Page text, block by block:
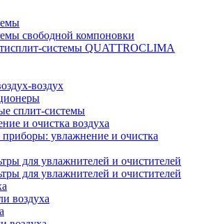
свободной компоновки
системы QUATTROCLIMA
воздух
сплит-системы
и очистка воздуха
увлажнение и очистка
для увлажнителей и очистителей
для увлажнителей и очистителей
воздуха